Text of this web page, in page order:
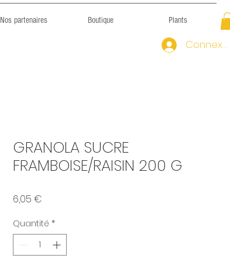
Nos partenaires Boutique Plants
Connexion
GRANOLA SUCRE
FRAMBOISE/RAISIN 200 G
6,05 €
Quantité *